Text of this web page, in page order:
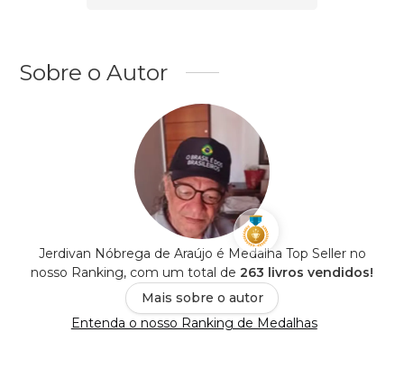
Sobre o Autor
Jerdivan Nóbrega de Araújo é Medalha Top Seller no
nosso Ranking, com um total de 263 livros vendidos!
Mais sobre o autor
Entenda o nosso Ranking de Medalhas